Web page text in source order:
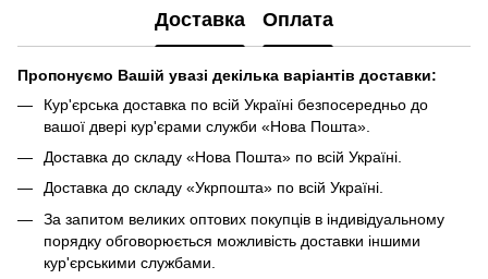
Доставка Оплата
Пропонуємо Вашій увазі декілька варіантів доставки:
Кур'єрська доставка по всій Україні безпосередньо до
вашої двері кур'єрами служби «Нова Пошта».
Доставка до складу «Нова Пошта» по всій Україні.
Доставка до складу «Укрпошта» по всій Україні.
За запитом великих оптових покупців в індивідуальному
порядку обговорюється можливість доставки іншими
кур'єрськими службами.